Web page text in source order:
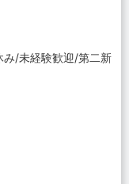
み/未経験歓迎/第二新